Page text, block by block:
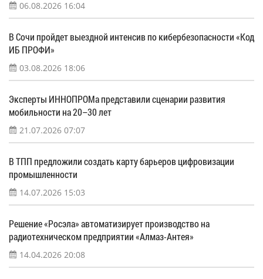
06.08.2026 16:04
В Сочи пройдет выездной интенсив по кибербезопасности «Код
ИБ ПРОФИ»
03.08.2026 18:06
Эксперты ИННОПРОМа представили сценарии развития
мобильности на 20–30 лет
21.07.2026 07:07
В ТПП предложили создать карту барьеров цифровизации
промышленности
14.07.2026 15:03
Решение «Росэла» автоматизирует производство на
радиотехническом предприятии «Алмаз-Антея»
14.04.2026 20:08